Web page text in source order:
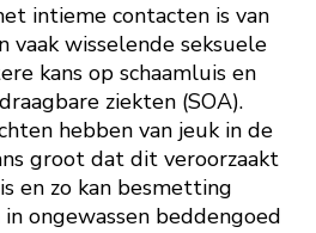
intieme contacten is van
vaak wisselende seksuele
kans op schaamluis en
ziekten (SOA).
hebben van jeuk in de
groot dat dit veroorzaakt
en zo kan besmetting
ongewassen beddengoed